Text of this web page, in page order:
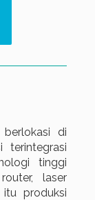
di
terintegrasi
tinggi
laser
produksi